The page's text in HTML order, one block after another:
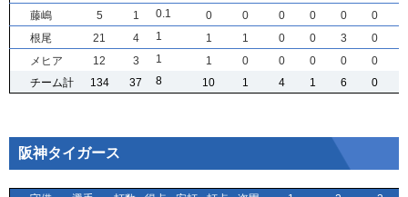
藤嶋
5 1 0.1 0 0 0 0 0 0
根尾
21 4 1 1 1 0 0 3 0
メヒア
12 3 1 1 0 0 0 0 0
チーム計
134 37 8 10 1 4 1 6 0
藤嶋
5 1 0.1 0 0 0 0 0 0
根尾
21 4 1 1 1 0 0 3 0
メヒア
12 3 1 1 0 0 0 0 0
チーム計
134 37 8 10 1 4 1 6 0
藤嶋
5 1 0.1 0 0 0 0 0 0
根尾
21 4 1 1 1 0 0 3 0
メヒア
12 3 1 1 0 0 0 0 0
チーム計
134 37 8 10 1 4 1 6 0
藤嶋
5 1 0.1 0 0 0 0 0 0
根尾
21 4 1 1 1 0 0 3 0
メヒア
12 3 1 1 0 0 0 0 0
チーム計
134 37 8 10 1 4 1 6 0
阪神タイガース